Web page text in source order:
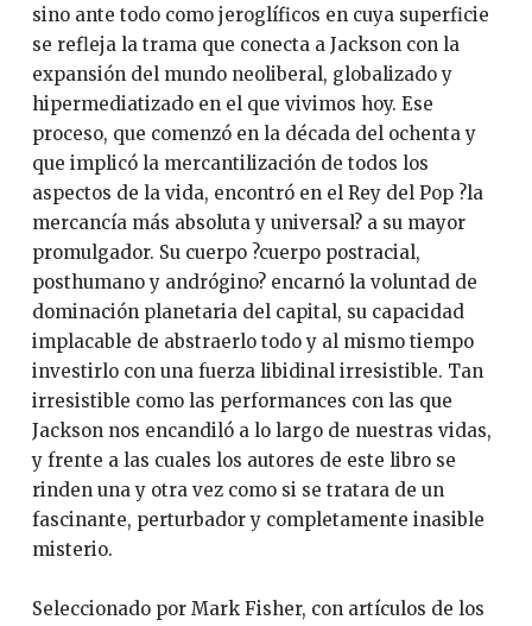
sino ante todo como jeroglíficos en cuya superficie
se refleja la trama que conecta a Jackson con la
expansión del mundo neoliberal, globalizado y
hipermediatizado en el que vivimos hoy. Ese
proceso, que comenzó en la década del ochenta y
que implicó la mercantilización de todos los
aspectos de la vida, encontró en el Rey del Pop ?la
mercancía más absoluta y universal? a su mayor
promulgador. Su cuerpo ?cuerpo postracial,
posthumano y andrógino? encarnó la voluntad de
dominación planetaria del capital, su capacidad
implacable de abstraerlo todo y al mismo tiempo
investirlo con una fuerza libidinal irresistible. Tan
irresistible como las performances con las que
Jackson nos encandiló a lo largo de nuestras vidas,
y frente a las cuales los autores de este libro se
rinden una y otra vez como si se tratara de un
fascinante, perturbador y completamente inasible
misterio.
Seleccionado por Mark Fisher, con artículos de los